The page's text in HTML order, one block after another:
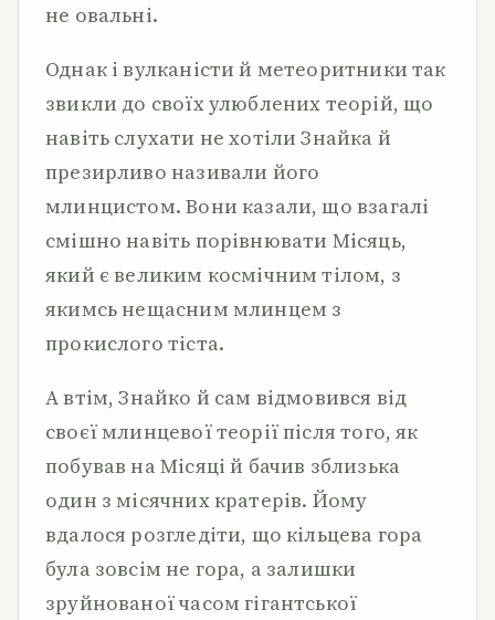
не овальні.
Однак і вулканісти й метеоритники так
звикли до своїх улюблених теорій, що
навіть слухати не хотіли Знайка й
презирливо називали його
млинцистом. Вони казали, що взагалі
смішно навіть порівнювати Місяць,
який є великим космічним тілом, з
якимсь нещасним млинцем з
прокислого тіста.
А втім, Знайко й сам відмовився від
своєї млинцевої теорії після того, як
побував на Місяці й бачив зблизька
один з місячних кратерів. Йому
вдалося розгледіти, що кільцева гора
була зовсім не гора, а залишки
зруйнованої часом гігантської